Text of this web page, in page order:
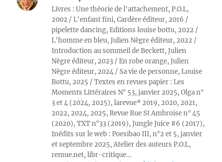
Livres : Une théorie de l'attachement, P.O.L,
2002 / L'enfant fini, Cardère éditeur, 2016 /
pipelette dancing, Editions louise bottu, 2022 /
L'homme en bleu, Julien Nègre éditeur, 2022 /
Introduction au sommeil de Beckett, Julien
Nègre éditeur, 2023 / En robe orange, Julien
Nègre éditeur, 2024 / Sa vie de personne, Louise
Bottu, 2025 / Textes en revues papier : Les
Moments Littéraires N° 53, janvier 2025, Olga n°
3 et 4 (2024, 2025), larevue* 2019, 2020, 2021,
2022, 2024, 2025, Revue Rue St Ambroise n° 45
(2020), TXT n°33 (2019), Jungle Juice #6 (2017),
Inédits sur le web : Poesibao III, n°2 et 5, janvier
et septembre 2025, Atelier des auteurs P.O.L,
remue.net, libr-critique…